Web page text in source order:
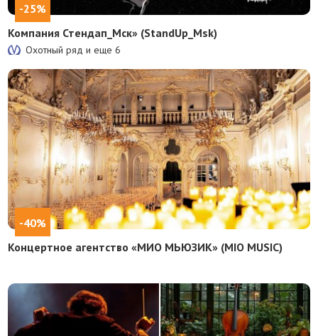
-25%
Компания Стендап_Мск» (StandUp_Msk)
Охотный ряд и еще6
-40%
Концертное агентство «МИО МЬЮЗИК» (MIO MUSIC)